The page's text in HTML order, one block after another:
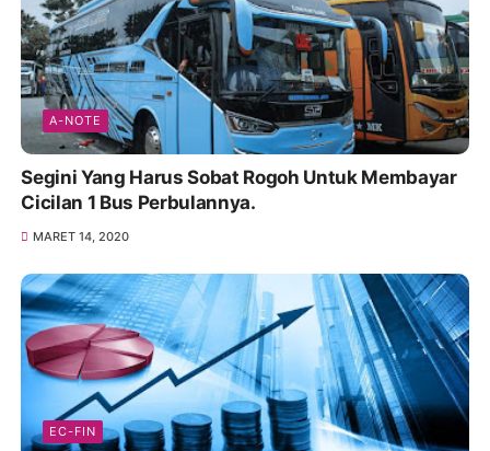
A-NOTE
Segini Yang Harus Sobat Rogoh Untuk Membayar
Cicilan 1 Bus Perbulannya.
MARET 14, 2020
EC-FIN